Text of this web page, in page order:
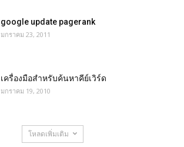
google update pagerank
มกราคม 23, 2011
เครื่องมือสำหรับค้นหาคีย์เวิร์ด
มกราคม 19, 2010
โหลดเพิ่มเติม